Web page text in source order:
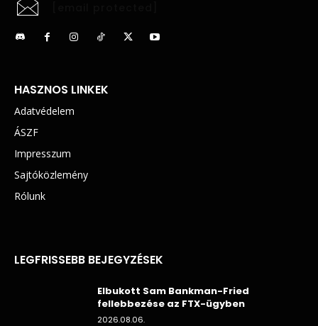
HASZNOS LINKEK
Adatvédelem
ÁSZF
Impresszum
Sajtóközlemény
Rólunk
LEGFRISSEBB BEJEGYZÉSEK
Elbukott Sam Bankman-Fried
fellebbezése az FTX-ügyben
2026.08.06.